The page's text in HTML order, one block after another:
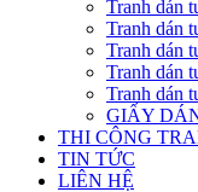
Tranh dán
Tranh dán
Tranh dán
Tranh dán
Tranh dán
GIẤY
THI CÔNG
TIN TỨC
LIÊN HỆ